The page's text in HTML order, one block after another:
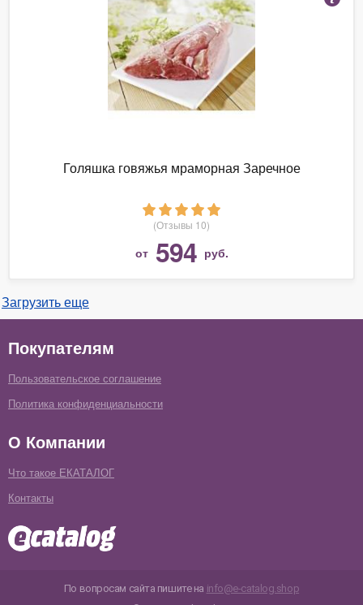
Голяшка говяжья мраморная Заречное
(Отзывы 10)
от 594 руб.
Загрузить еще
Покупателям
Пользовательское соглашение
Политика конфиденциальности
О Компании
Что такое ЕКАТАЛОГ
Контакты
По вопросам сайта пишите на info@e-catalog.shop